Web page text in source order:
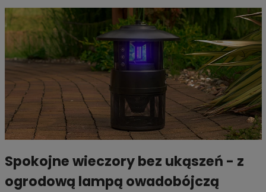
Spokojne wieczory bez ukąszeń - z
ogrodową lampą owadobójczą